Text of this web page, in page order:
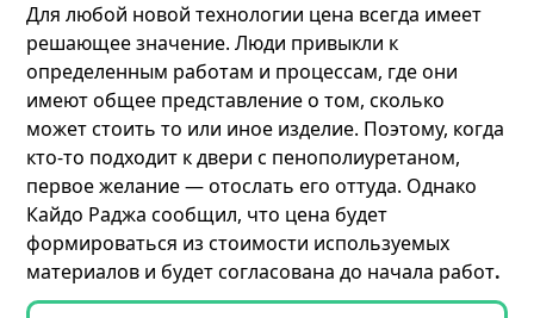
Для любой новой технологии цена всегда имеет
решающее значение. Люди привыкли к
определенным работам и процессам, где они
имеют общее представление о том, сколько
может стоить то или иное изделие. Поэтому, когда
кто-то подходит к двери с пенополиуретаном,
первое желание — отослать его оттуда. Однако
Кайдо Раджа сообщил, что цена будет
формироваться из стоимости используемых
материалов и будет согласована до начала работ.